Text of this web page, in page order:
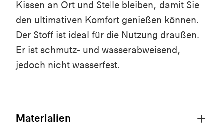
Kissen an Ort und Stelle bleiben, damit Sie
den ultimativen Komfort genießen können.
Der Stoff ist ideal für die Nutzung draußen.
Er ist schmutz- und wasserabweisend,
jedoch nicht wasserfest.
Materialien